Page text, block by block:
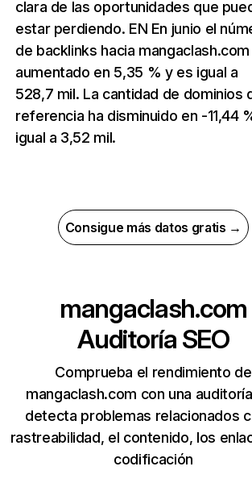
clara de las oportunidades que
estar perdiendo. EN En junio el
de backlinks hacia mangaclash.com
aumentado en 5,35 % y es igual a
528,7 mil. La cantidad de dominios
referencia ha disminuido en -11,44
igual a 3,52 mil.
Consigue más datos gratis →
mangaclash.com
Auditoría SEO
Comprueba el rendimiento de
mangaclash.com con una
detecta problemas relacionados
rastreabilidad, el contenido, los
codificación